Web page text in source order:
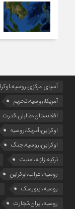
آسیای
آمریکا،روسیه،تحریم
افغانستان،طالبان،قدرت
اوکراین،آمریکا،روسیه
اوکراین،روسیه،جنگ
ترکیه،زلزله،امنیت
روسیه،اعراب،اوکراین
روسیه،ایبورسک
روسیه،ایران،تجارت